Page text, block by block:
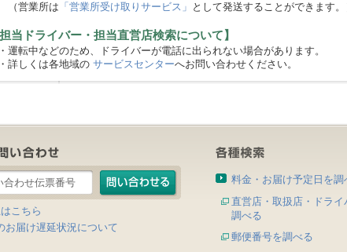
営業所は 「営業所受け取りサービス」 として発送することができます。
担当ドライバー・担当直営店検索について】
運転中などのため、ドライバーが電話に出られない場合があります。
詳しくは各地域の サービスセンターへお問い合わせください。
こちら
お届け遅延状況について
料金・お届け予定日を調
直営店・取扱店・ドライ
調べる
郵便番号を調べる